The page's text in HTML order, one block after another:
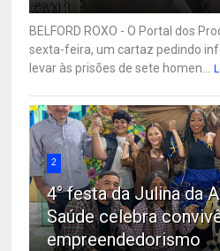
BELFORD ROXO - O Portal dos
sexta-feira, um cartaz pedindo
levar às prisões de sete homen...
2
4° festa da Julina da
Saúde celebra
empreendedorismo